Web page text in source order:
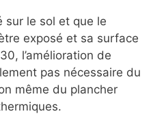
sur le sol et que le
exposé et sa surface
l’amélioration de
pas nécessaire du
même du plancher